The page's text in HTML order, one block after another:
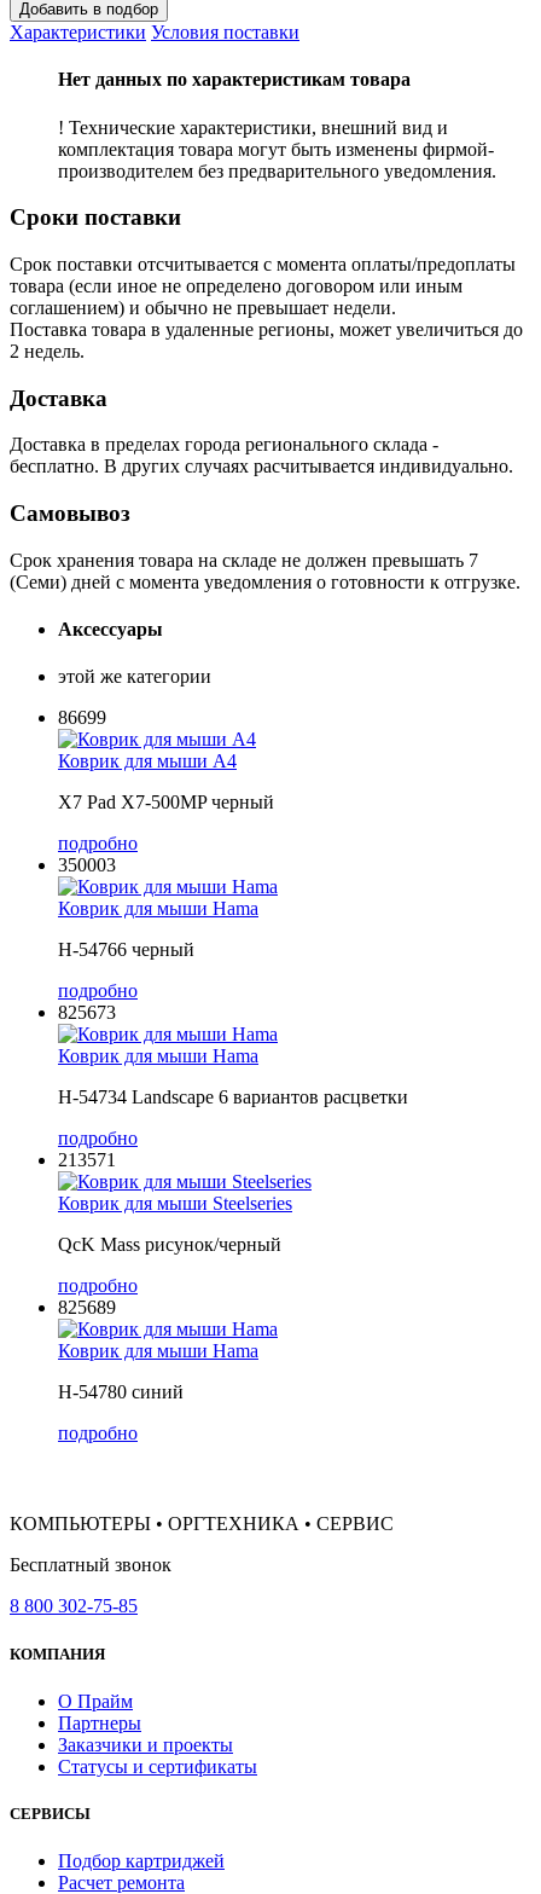
Характеристики Условия поставки
Нет данных по характеристикам товара
! Технические характеристики, внешний вид и
комплектация товара могут быть изменены фирмой-
производителем без предварительного уведомления.
Сроки поставки
Срок поставки отсчитывается с момента оплаты/предоплаты
товара (если иное не определено договором или иным
соглашением) и обычно не превышает недели.
Поставка товара в удаленные регионы, может увеличиться до
2 недель.
Доставка
Доставка в пределах города регионального склада -
бесплатно. В других случаях расчитывается индивидуально.
Самовывоз
Срок хранения товара на складе не должен превышать 7
(Семи) дней с момента уведомления о готовности к отгрузке.
Аксессуары
этой же категории
86699
Коврик для мыши A4
X7 Pad X7-500MP черный
подробно
350003
Коврик для мыши Hama
H-54766 черный
подробно
825673
Коврик для мыши Hama
H-54734 Landscape 6 вариантов расцветки
подробно
213571
Коврик для мыши Steelseries
QcK Mass рисунок/черный
подробно
825689
Коврик для мыши Hama
H-54780 синий
подробно
КОМПЬЮТЕРЫ • ОРГТЕХНИКА • СЕРВИС
Бесплатный звонок
8 800 302-75-85
КОМПАНИЯ
О Прайм
Партнеры
Заказчики и проекты
Статусы и сертификаты
СЕРВИСЫ
Подбор картриджей
Расчет ремонта